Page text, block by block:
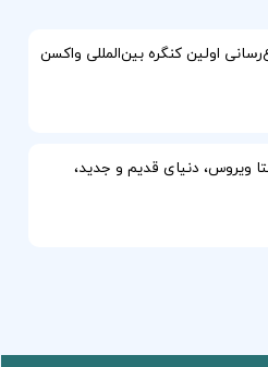
اولین کنگره بین‌المللی واکسن
ویروس، دنیای قدیم و جدید،